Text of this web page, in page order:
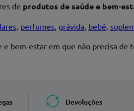
de produtos de saúde e bem-
, perfumes, grávida, bebé,
e bem-estar em que não precisa de
Devoluções